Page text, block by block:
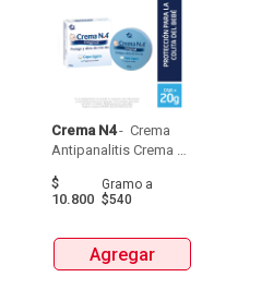
Crema N4 - Crema
Antipanalitis Crema
$
10.800
Gramo a
$540
Agregar